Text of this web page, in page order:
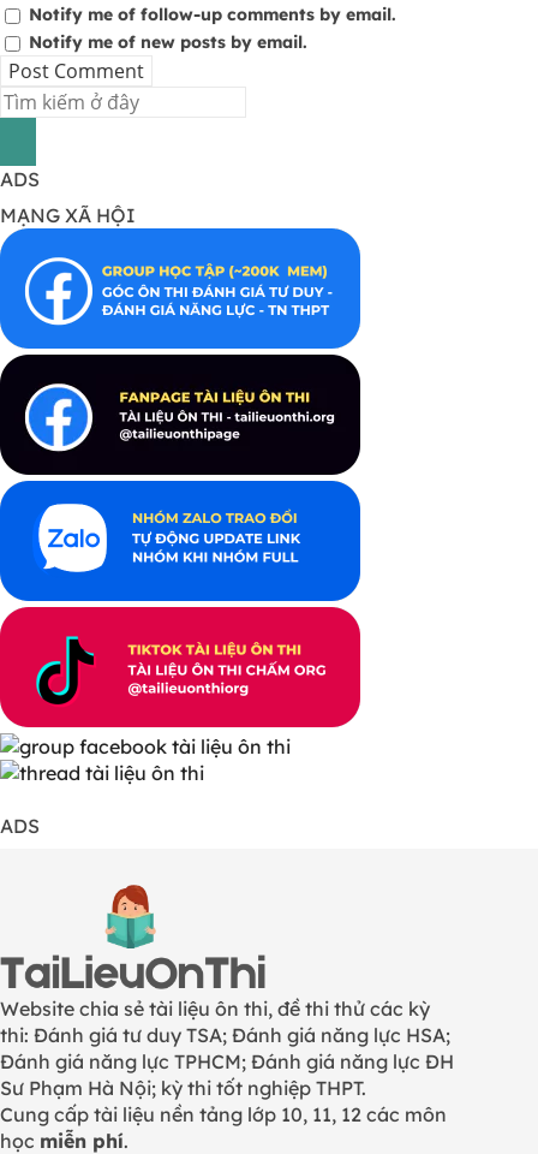
Notify me of follow-up comments by email.
Notify me of new posts by email.
ADS
MẠNG XÃ HỘI
ADS
Website chia sẻ tài liệu ôn thi, đề thi thử các kỳ
thi: Đánh giá tư duy TSA; Đánh giá năng lực HSA;
Đánh giá năng lực TPHCM; Đánh giá năng lực ĐH
Sư Phạm Hà Nội; kỳ thi tốt nghiệp THPT.
Cung cấp tài liệu nền tảng lớp 10, 11, 12 các môn
học miễn phí.